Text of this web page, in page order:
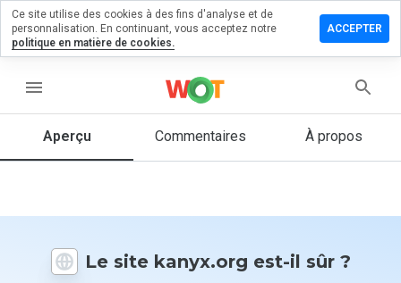
menu
Aperçu Commentaires À propos
Le site kanyx.org est-il sûr ?
un
1 et 5
vous à ce
Ce site utilise des cookies à des fins d'analyse et de
personnalisation. En continuant, vous acceptez notre
politique en matière de cookies.
ACCEPTER